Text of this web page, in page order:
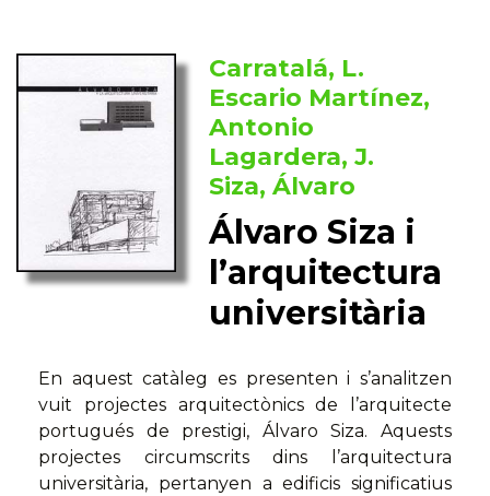
Carratalá, L.
Escario Martínez,
Antonio
Lagardera, J.
Siza, Álvaro
Álvaro Siza i
l’arquitectura
universitària
En aquest catàleg es presenten i s’analitzen
vuit projectes arquitectònics de l’arquitecte
portugués de prestigi, Álvaro Siza. Aquests
projectes circumscrits dins l’arquitectura
universitària, pertanyen a edificis significatius